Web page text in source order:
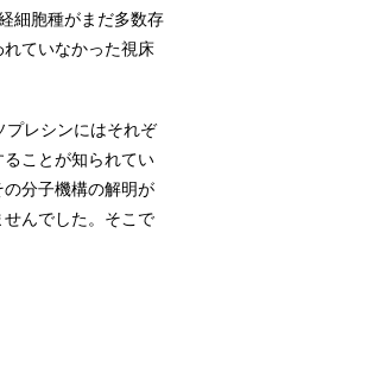
細胞種がまだ多数存
ていなかった視床
プレシンにはそれぞ
ことが知られてい
分子機構の解明が
んでした。そこで